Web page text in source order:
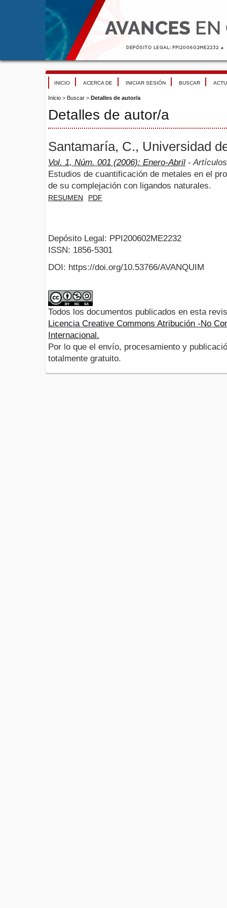
INICIO ACERCA DE INICIAR SESIÓN BUSCAR
Inicio > Buscar > Detalles de autor/a
Detalles de autor/a
Santamaría, C., Universidad
Vol. 1, Núm. 001 (2006): Enero-Abril -
Estudios de cuantificación de metales en el
de su complejación con ligandos naturales.
RESUMEN PDF
Depósito Legal: PPI200602ME2232
ISSN: 1856-5301
DOI: https://doi.org/10.53766/AVANQUIM
Todos los documentos publicados en esta
Licencia Creative Commons Atribución -No
Internacional.
Por lo que el envío, procesamiento y
totalmente gratuito.